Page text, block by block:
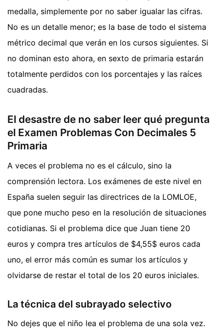
medalla, simplemente por no saber igualar las cifras.
No es un detalle menor; es la base de todo el sistema
métrico decimal que verán en los cursos siguientes. Si
no dominan esto ahora, en sexto de primaria estarán
totalmente perdidos con los porcentajes y las raíces
cuadradas.
El desastre de no saber leer qué pregunta
el Examen Problemas Con Decimales 5
Primaria
A veces el problema no es el cálculo, sino la
comprensión lectora. Los exámenes de este nivel en
España suelen seguir las directrices de la LOMLOE,
que pone mucho peso en la resolución de situaciones
cotidianas. Si el problema dice que Juan tiene 20
euros y compra tres artículos de $4,55$ euros cada
uno, el error más común es sumar los artículos y
olvidarse de restar el total de los 20 euros iniciales.
La técnica del subrayado selectivo
No dejes que el niño lea el problema de una sola vez.